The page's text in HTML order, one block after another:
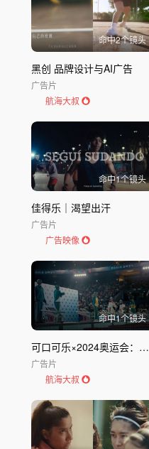
命中2个镜头
黑创 品牌设计与AI广告
广告片
航海大叔
命中1个镜头
佳得乐｜渴望出汗
广告片
广告映像
命中1个镜头
可口可乐×2024奥运会：我们相互拥抱，战胜焦虑
广告片
航海大叔